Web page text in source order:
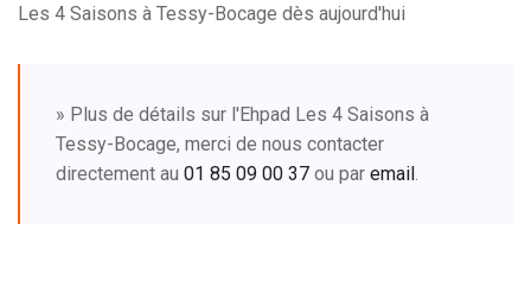
Les 4 Saisons à Tessy-Bocage dès aujourd'hui
» Plus de détails sur l'Ehpad Les 4 Saisons à
Tessy-Bocage, merci de nous contacter
directement au 01 85 09 00 37 ou par email